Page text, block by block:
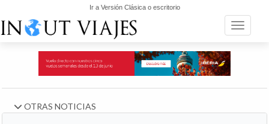
Ir a Versión Clásica o escritorio
Toggle
OTRAS NOTICIAS